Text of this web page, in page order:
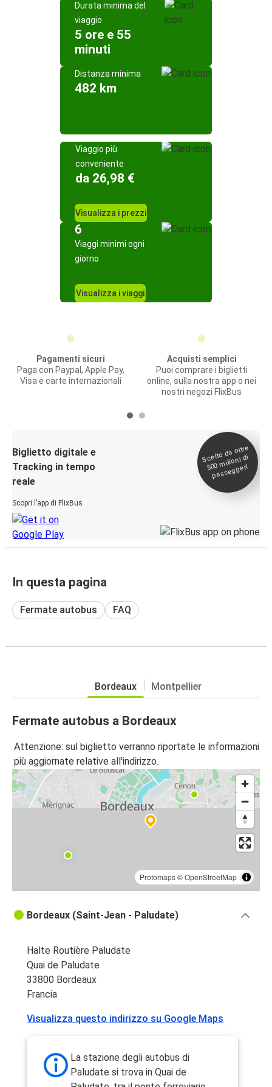
Durata minima del
viaggio
5 ore e 55
minuti
Distanza minima
482 km
Viaggio più
conveniente
da 26,98 €
Visualizza i prezzi
6
Viaggi minimi ogni
giorno
Visualizza i viaggi
Pagamenti sicuri
Paga con Paypal, Apple Pay,
Visa e carte internazionali
Acquisti semplici
Puoi comprare i biglietti
online, sulla nostra app o nei
nostri negozi FlixBus
Biglietto digitale e
Tracking in tempo
reale
Scopri l’app di FlixBus
Scelto da oltre
500
milioni di
passeggeri
In questa pagina
Fermate autobus FAQ
Bordeaux Montpellier
Fermate autobus a Bordeaux
Attenzione: sul biglietto verranno riportate le informazioni
più aggiornate relative all'indirizzo.
Protomaps©OpenStreetMap
Bordeaux (Saint-Jean - Paludate)
Halte Routière Paludate
Quai de Paludate
33800 Bordeaux
Francia
Visualizza questo indirizzo su Google Maps
La stazione degli autobus di
Paludate si trova in Quai de